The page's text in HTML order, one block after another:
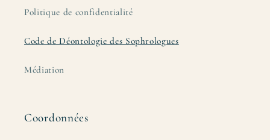
Politique de confidentialité
Code de Déontologie des Sophrologues
Médiation
Coordonnées